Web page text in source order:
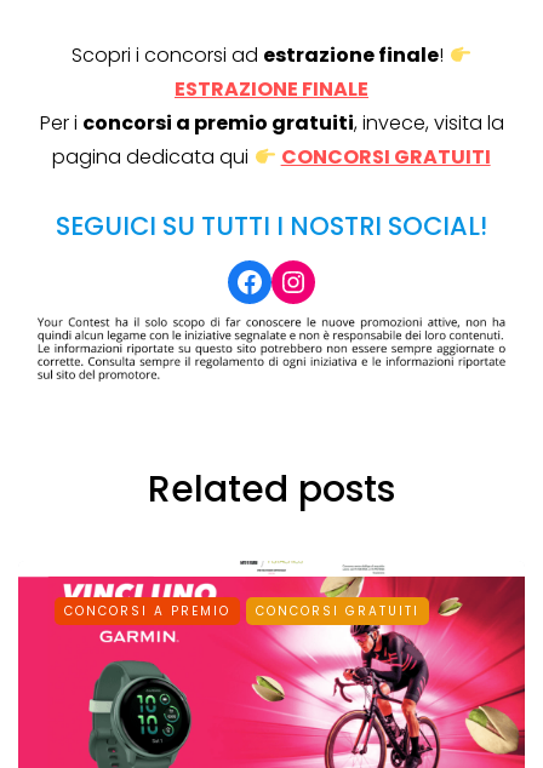
Scopri i concorsi ad estrazione finale!
ESTRAZIONE FINALE
Per i concorsi a premio gratuiti, invece, visita la
pagina dedicata qui
CONCORSI GRATUITI
SEGUICI SU TUTTI I NOSTRI SOCIAL!
Facebook
Instagram
Related posts
CONCORSI A PREMIO CONCORSI GRATUITI